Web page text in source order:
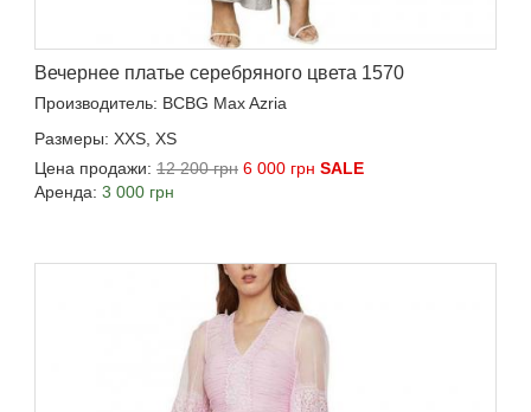
Вечернее платье серебряного цвета 1570
Производитель: BCBG Max Azria
Размеры: XXS, XS
Цена продажи: 12 200 грн 6 000 грн SALE
Аренда: 3 000 грн